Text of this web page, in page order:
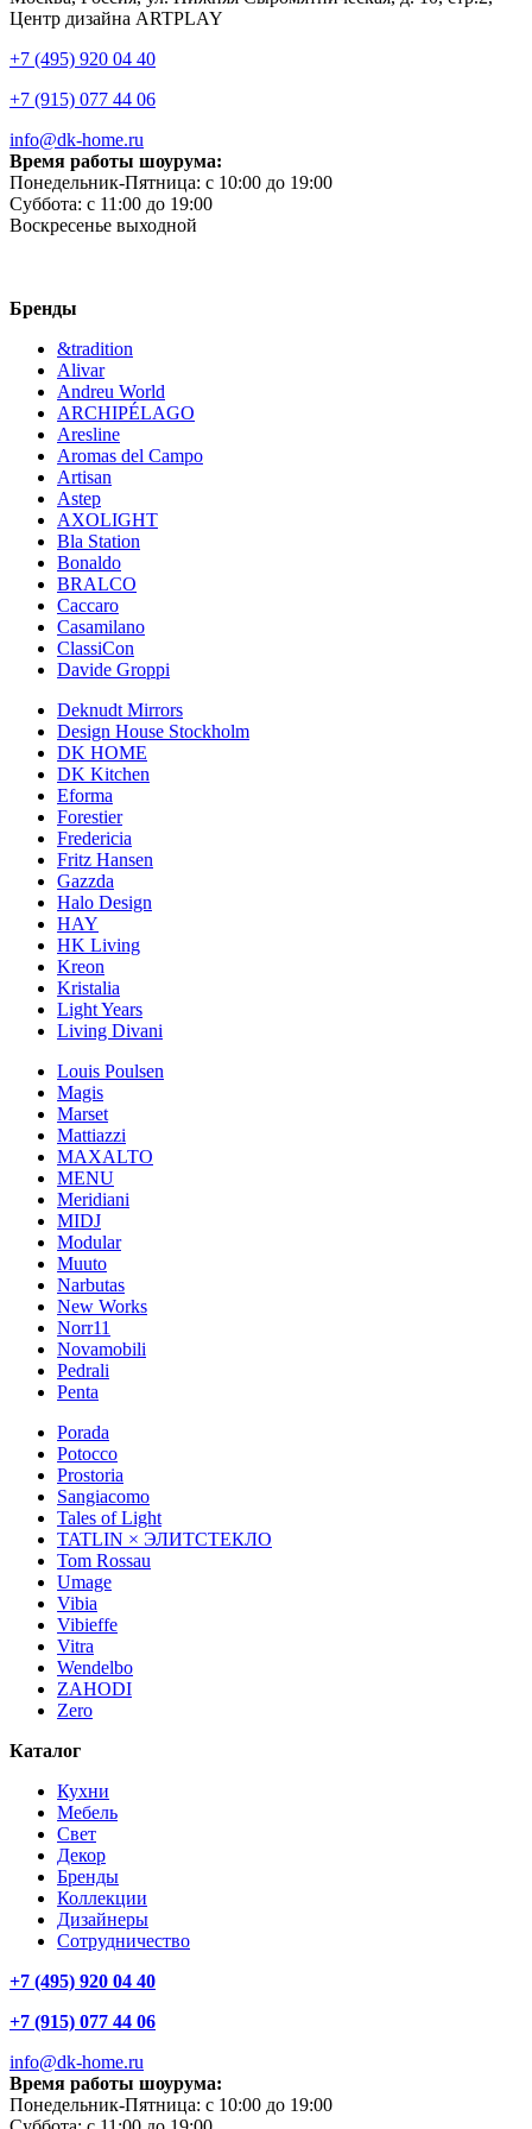
Центр дизайна ARTPLAY
+7 (495) 920 04 40
+7 (915) 077 44 06
info@dk-home.ru
Время работы шоурума:
Понедельник-Пятница: c 10:00 до 19:00
Суббота: c 11:00 до 19:00
Воскресенье выходной
Бренды
&tradition
Alivar
Andreu World
ARCHIPÉLAGO
Aresline
Aromas del Campo
Artisan
Astep
AXOLIGHT
Bla Station
Bonaldo
BRALCO
Caccaro
Casamilano
ClassiCon
Davide Groppi
Deknudt Mirrors
Design House Stockholm
DK HOME
DK Kitchen
Eforma
Forestier
Fredericia
Fritz Hansen
Gazzda
Halo Design
HAY
HK Living
Kreon
Kristalia
Light Years
Living Divani
Louis Poulsen
Magis
Marset
Mattiazzi
MAXALTO
MENU
Meridiani
MIDJ
Modular
Muuto
Narbutas
New Works
Norr11
Novamobili
Pedrali
Penta
Porada
Potocco
Prostoria
Sangiacomo
Tales of Light
TATLIN × ЭЛИТСТЕКЛО
Tom Rossau
Umage
Vibia
Vibieffe
Vitra
Wendelbo
ZAHODI
Zero
Каталог
Кухни
Мебель
Свет
Декор
Бренды
Коллекции
Дизайнеры
Сотрудничество
+7 (495) 920 04 40
+7 (915) 077 44 06
info@dk-home.ru
Время работы шоурума:
Понедельник-Пятница: c 10:00 до 19:00